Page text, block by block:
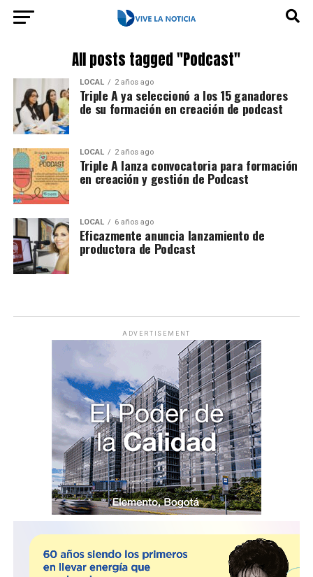
All posts tagged "Podcast"
LOCAL 2 años ago
Triple A ya seleccionó a los 15 ganadores
de su formación en creación de podcast
LOCAL 2 años ago
Triple A lanza convocatoria para formación
en creación y gestión de Podcast
LOCAL 6 años ago
Eficazmente anuncia lanzamiento de
productora de Podcast
ADVERTISEMENT